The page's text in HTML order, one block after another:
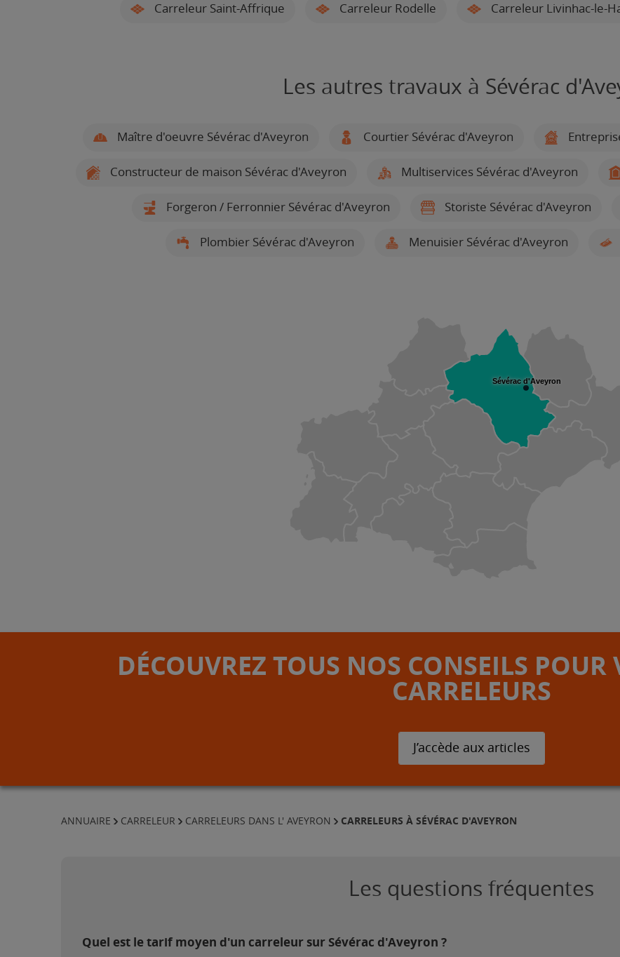
Carreleur Saint-Affrique Carreleur Rodelle Carreleur Livinhac-le-
Les autres travaux à Sévérac
Maître d'oeuvre Sévérac d'Aveyron Courtier Sévérac d'Aveyron
Constructeur de maison Sévérac d'Aveyron Multiservices Sévérac d'Aveyron
Forgeron / Ferronnier Sévérac d'Aveyron Storiste Sévérac d'Aveyron
Plombier Sévérac d'Aveyron Menuisier Sévérac d'Aveyron
Sévérac d'Aveyron
DÉCOUVREZ TOUS NOS CONSEILS POUR
CARRELEURS
J’accède aux articles
ANNUAIRE CARRELEUR CARRELEURS DANS L' AVEYRON CARRELEURS À SÉVÉRAC D'AVEYRON
Les questions fréquentes
Quel est le tarif moyen d'un carreleur sur Sévérac d'Aveyron ?